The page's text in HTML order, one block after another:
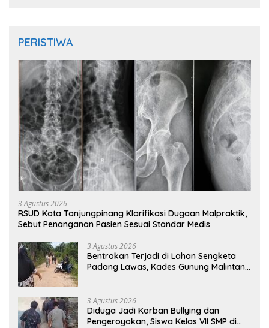
PERISTIWA
3 Agustus 2026
RSUD Kota Tanjungpinang Klarifikasi Dugaan Malpraktik,
Sebut Penanganan Pasien Sesuai Standar Medis
3 Agustus 2026
Bentrokan Terjadi di Lahan Sengketa
Padang Lawas, Kades Gunung Malintang
3 Agustus 2026
Diduga Jadi Korban Bullying dan
Pengeroyokan, Siswa Kelas VII SMP di